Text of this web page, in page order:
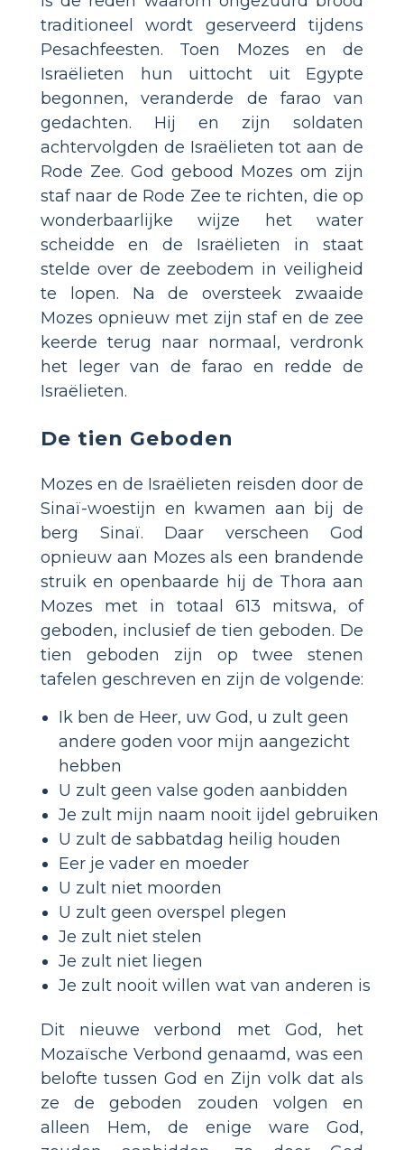
traditioneel wordt geserveerd tijdens
Pesachfeesten. Toen Mozes en de
Israëlieten hun uittocht uit Egypte
begonnen, veranderde de farao van
gedachten. Hij en zijn soldaten
achtervolgden de Israëlieten tot aan de
Rode Zee. God gebood Mozes om zijn
staf naar de Rode Zee te richten, die op
wonderbaarlijke wijze het water
scheidde en de Israëlieten in staat
stelde over de zeebodem in veiligheid
te lopen. Na de oversteek zwaaide
Mozes opnieuw met zijn staf en de zee
keerde terug naar normaal, verdronk
het leger van de farao en redde de
Israëlieten.
De tien Geboden
Mozes en de Israëlieten reisden door de
Sinaï-woestijn en kwamen aan bij de
berg Sinaï. Daar verscheen God
opnieuw aan Mozes als een brandende
struik en openbaarde hij de Thora aan
Mozes met in totaal 613 mitswa, of
geboden, inclusief de tien geboden. De
tien geboden zijn op twee stenen
tafelen geschreven en zijn de volgende:
Ik ben de Heer, uw God, u zult geen
andere goden voor mijn aangezicht
hebben
U zult geen valse goden aanbidden
Je zult mijn naam nooit ijdel gebruiken
U zult de sabbatdag heilig houden
Eer je vader en moeder
U zult niet moorden
U zult geen overspel plegen
Je zult niet stelen
Je zult niet liegen
Je zult nooit willen wat van anderen is
Dit nieuwe verbond met God, het
Mozaïsche Verbond genaamd, was een
belofte tussen God en Zijn volk dat als
ze de geboden zouden volgen en
alleen Hem, de enige ware God,